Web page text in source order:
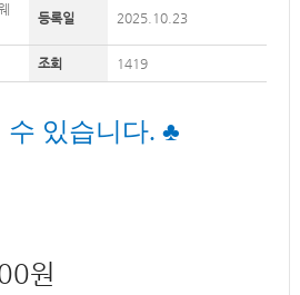
등록일 2025.10.23
조회 1419
있습니다. ♣
원